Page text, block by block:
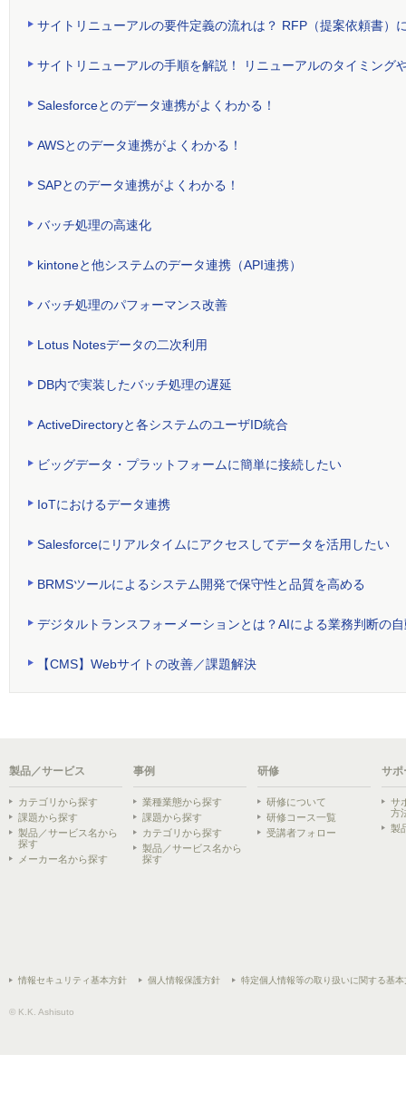
サイトリニューアルの要件定義の流れは？ RFP（提案依頼書）
サイトリニューアルの手順を解説！ リニューアルのタイミング
Salesforceとのデータ連携がよくわかる！
AWSとのデータ連携がよくわかる！
SAPとのデータ連携がよくわかる！
バッチ処理の高速化
kintoneと他システムのデータ連携（API連携）
バッチ処理のパフォーマンス改善
Lotus Notesデータの二次利用
DB内で実装したバッチ処理の遅延
ActiveDirectoryと各システムのユーザID統合
ビッグデータ・プラットフォームに簡単に接続したい
IoTにおけるデータ連携
Salesforceにリアルタイムにアクセスしてデータを活用したい
BRMSツールによるシステム開発で保守性と品質を高める
デジタルトランスフォーメーションとは？AIによる業務判断の
【CMS】Webサイトの改善／課題解決
製品／サービス
カテゴリから探す
課題から探す
製品／サービス名から
探す
メーカー名から探す
事例
業種業態から探す
課題から探す
カテゴリから探す
製品／サービス名から
探す
研修
研修について
研修コース一覧
受講者フォロー
サポ
サ
方
製
情報セキュリティ基本方針 個人情報保護方針 特定個人情報等の取り扱いに関する基本
© K.K. Ashisuto